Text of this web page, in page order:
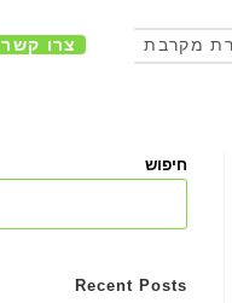
מקרבת צרו קשר
חיפוש
Recent Posts